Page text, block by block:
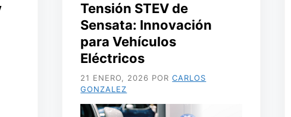
Tensión STEV de
Sensata: Innovación
para Vehículos
Eléctricos
21 ENERO, 2026 PORCARLOS
GONZALEZ